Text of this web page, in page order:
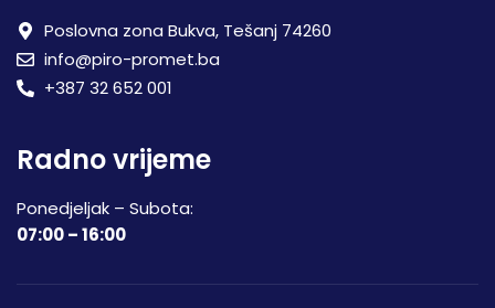
Poslovna zona Bukva, Tešanj 74260
info@piro-promet.ba
+387 32 652 001
Radno vrijeme
Ponedjeljak – Subota:
07:00 – 16:00